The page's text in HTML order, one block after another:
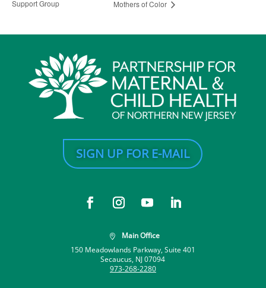
Support Group
Mothers of Color
SIGN UP FOR E-MAIL

Main Office
150 Meadowlands Parkway, Suite 401
Secaucus, NJ 07094
973-268-2280